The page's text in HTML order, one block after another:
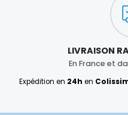
LIVRAISON
En France et
Expédition en 24h en